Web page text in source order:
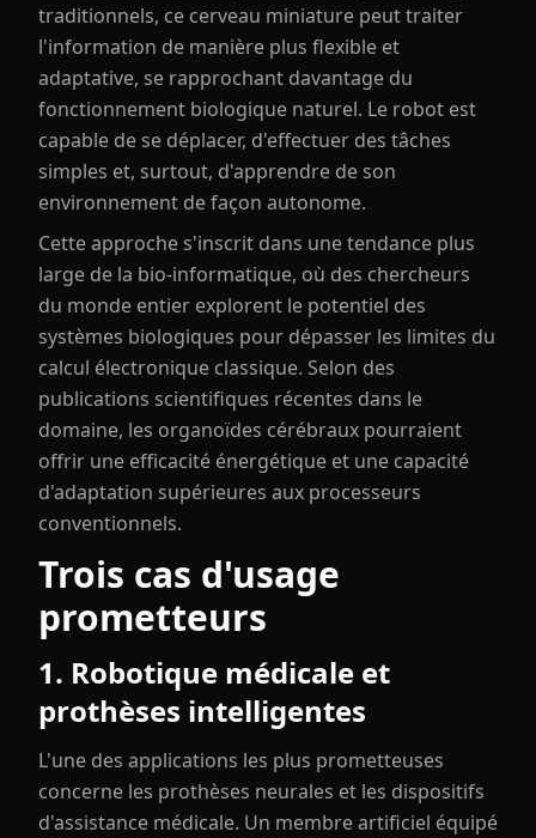
traditionnels, ce cerveau miniature peut traiter
l'information de manière plus flexible et
adaptative, se rapprochant davantage du
fonctionnement biologique naturel. Le robot est
capable de se déplacer, d'effectuer des tâches
simples et, surtout, d'apprendre de son
environnement de façon autonome.
Cette approche s'inscrit dans une tendance plus
large de la bio-informatique, où des chercheurs
du monde entier explorent le potentiel des
systèmes biologiques pour dépasser les limites du
calcul électronique classique. Selon des
publications scientifiques récentes dans le
domaine, les organoïdes cérébraux pourraient
offrir une efficacité énergétique et une capacité
d'adaptation supérieures aux processeurs
conventionnels.
Trois cas d'usage
prometteurs
1. Robotique médicale et
prothèses intelligentes
L'une des applications les plus prometteuses
concerne les prothèses neurales et les dispositifs
d'assistance médicale. Un membre artificiel équipé